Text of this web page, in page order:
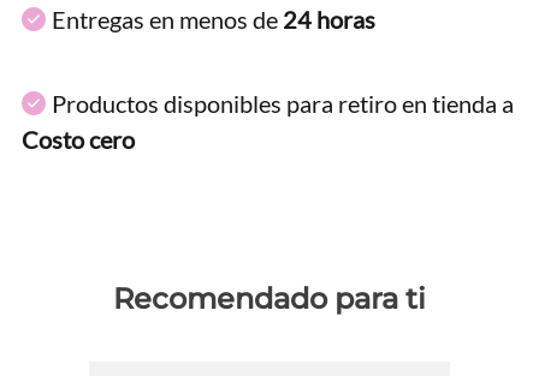
Entregas en menos de 24 horas
Productos disponibles para retiro en tienda a
Costo cero
Recomendado para ti